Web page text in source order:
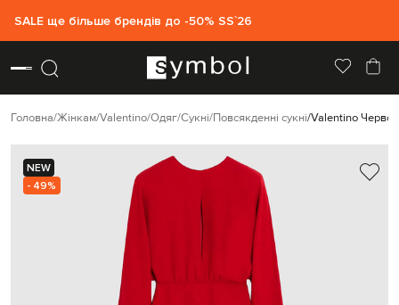
SALE ще більше брендів до -50% SS`26
Головна Жінкам Valentino Одяг Сукні Повсякденні сукні Valentino
NEW
- 49%